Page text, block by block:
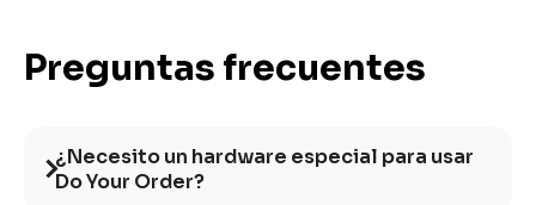
Preguntas frecuentes
¿Necesito un hardware especial para usar
Do Your Order?